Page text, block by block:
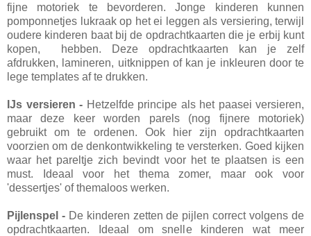
fijne motoriek te bevorderen. Jonge kinderen kunnen
pomponnetjes lukraak op het ei leggen als versiering, terwijl
oudere kinderen baat bij de opdrachtkaarten die je erbij kunt
kopen, hebben. Deze opdrachtkaarten kan je zelf
afdrukken, lamineren, uitknippen of kan je inkleuren door te
lege templates af te drukken.
IJs versieren - Hetzelfde principe als het paasei versieren,
maar deze keer worden parels (nog fijnere motoriek)
gebruikt om te ordenen. Ook hier zijn opdrachtkaarten
voorzien om de denkontwikkeling te versterken. Goed kijken
waar het pareltje zich bevindt voor het te plaatsen is een
must. Ideaal voor het thema zomer, maar ook voor
'dessertjes' of themaloos werken.
Pijlenspel -De kinderen zetten de pijlen correct volgens de
opdrachtkaarten. Ideaal om snelle kinderen wat meer